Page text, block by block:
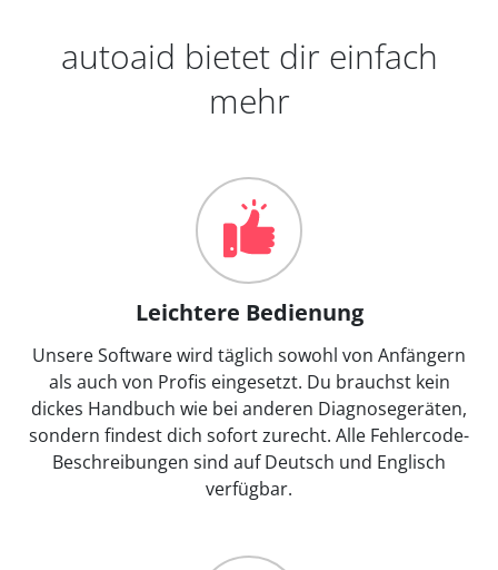
autoaid bietet dir einfach
mehr
Leichtere Bedienung
Unsere Software wird täglich sowohl von Anfängern
als auch von Profis eingesetzt. Du brauchst kein
dickes Handbuch wie bei anderen Diagnosegeräten,
sondern findest dich sofort zurecht. Alle Fehlercode-
Beschreibungen sind auf Deutsch und Englisch
verfügbar.